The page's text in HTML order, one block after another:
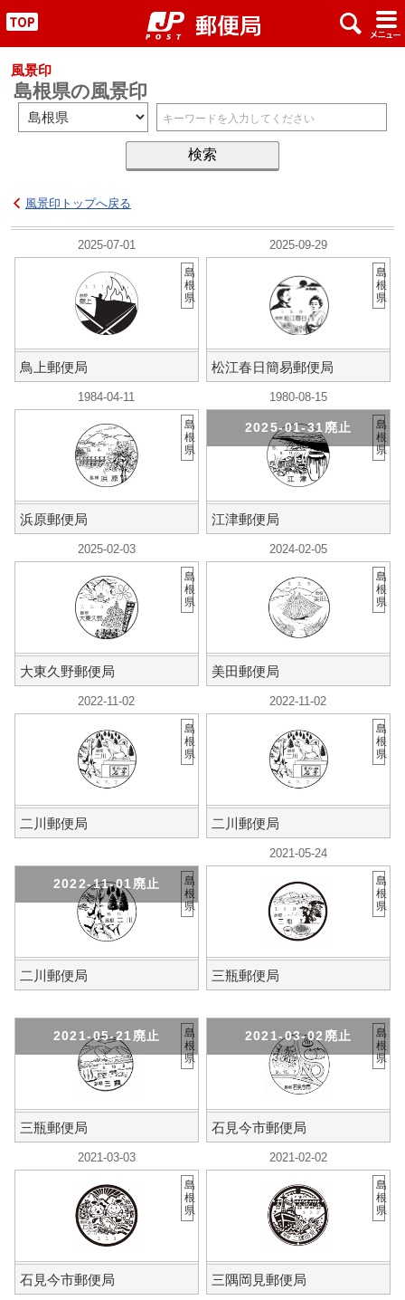
" x #
風景印
島根県の風景印
風景印トップへ戻る
2025-07-01
鳥上郵便局
島
根
県
2025-09-29
松江春日簡易郵便局
島
根
県
1984-04-11
浜原郵便局
島
根
県
1980-08-15
江津郵便局
2025-01-31廃止
島
根
県
2025-02-03
大東久野郵便局
島
根
県
2024-02-05
美田郵便局
島
根
県
2022-11-02
二川郵便局
島
根
県
2022-11-02
二川郵便局
島
根
県
二川郵便局
2022-11-01廃止
島
根
県
2021-05-24
三瓶郵便局
島
根
県
三瓶郵便局
2021-05-21廃止
島
根
県
石見今市郵便局
2021-03-02廃止
島
根
県
2021-03-03
石見今市郵便局
島
根
県
2021-02-02
三隅岡見郵便局
島
根
県